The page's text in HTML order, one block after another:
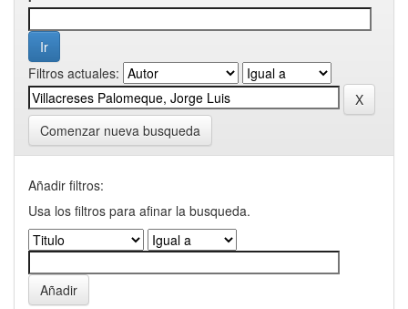
Filtros actuales:
Comenzar nueva busqueda
Añadir filtros:
Usa los filtros para afinar la busqueda.